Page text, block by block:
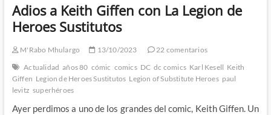
Adios a Keith Giffen con La Legion de
Heroes Sustitutos
M'Rabo Mhulargo 13/10/2023
22 comentarios
Actualidad años 80 cómic comics DC dc comics Karl Kesell Keith
Giffen Legion de Heroes Sustitutos Legion of Substitute Heroes paul
levitz superhéroes
Ayer perdimos a uno de los grandes del comic, Keith Giffen. Un